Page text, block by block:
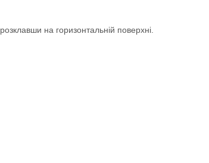
на горизонтальній поверхні.